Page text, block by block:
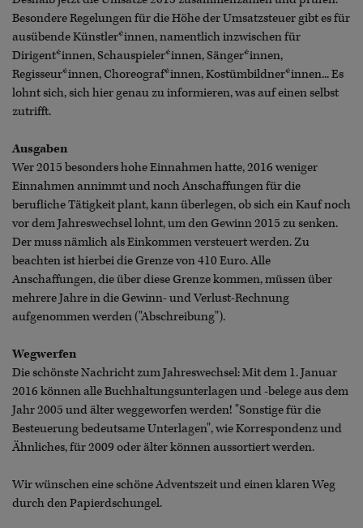
Besondere Regelungen für die Höhe der Umsatzsteuer gibt es für
ausübende Künstler*innen, namentlich inzwischen für
Dirigent*innen, Schauspieler*innen, Sänger*innen,
Regisseur*innen, Choreograf*innen, Kostümbildner*innen... Es
lohnt sich, sich hier genau zu informieren, was auf einen selbst
zutrifft.
Ausgaben
Wer 2015 besonders hohe Einnahmen hatte, 2016 weniger
Einnahmen annimmt und noch Anschaffungen für die
berufliche Tätigkeit plant, kann überlegen, ob sich ein Kauf noch
vor dem Jahreswechsel lohnt, um den Gewinn 2015 zu senken.
Der muss nämlich als Einkommen versteuert werden. Zu
beachten ist hierbei die Grenze von 410 Euro. Alle
Anschaffungen, die über diese Grenze kommen, müssen über
mehrere Jahre in die Gewinn- und Verlust-Rechnung
aufgenommen werden ("Abschreibung").
Wegwerfen
Die schönste Nachricht zum Jahreswechsel: Mit dem 1. Januar
2016 können alle Buchhaltungsunterlagen und -belege aus dem
Jahr 2005 und älter weggeworfen werden! "Sonstige für die
Besteuerung bedeutsame Unterlagen", wie Korrespondenz und
Ähnliches, für 2009 oder älter können aussortiert werden.
Wir wünschen eine schöne Adventszeit und einen klaren Weg
durch den Papierdschungel.